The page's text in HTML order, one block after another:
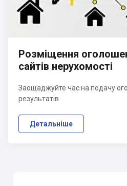
Розміщення
сайтів нерухомості
Заощаджуйте час на подачу
результатів
Детальніше